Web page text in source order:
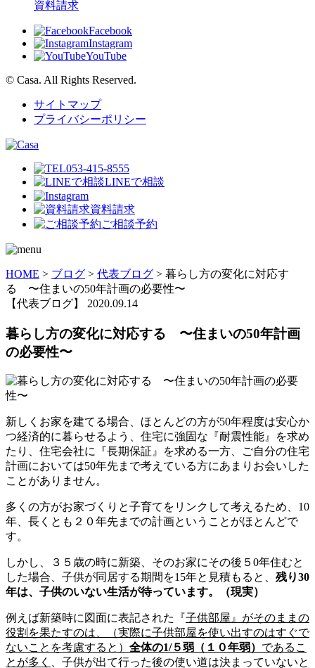
資料請求
Facebook
Instagram
YouTube
© Casa. All Rights Reserved.
サイトマップ
プライバシーポリシー
053-415-8555
LINEで相談
資料請求
ご相談予約
HOME > ブログ > 代表ブログ > 暮らし方の変化に対応す
る 〜住まいの50年計画の必要性〜
【代表ブログ】 2020.09.14
暮らし方の変化に対応する 〜住まいの50年計画
の必要性〜
新しくお家を建てる場合、ほとんどの方が50年程度は安心か
つ経済的に暮らせるよう、住宅に強固な『耐震性能』を求め
たり、住宅会社に『長期保証』を求める一方、ご自分の住宅
計画においては50年先まで考えている方にあまりお会いした
ことがありません。
多くの方がお家づくりと子育てをリンクして考えるため、10
年、長くとも２０年先までの計画ということがほとんどで
す。
しかし、３５歳の時に新築、そのお家にその後５0年住むと
した場合、子供が同居する期間を15年と見積もると、 残り30
年は、子供のいない生活が待っています。（現実）
例えば新築時に図面に表記された『子供部屋』がそのままの
役割を果たすのは、（実際に子供部屋を使い出すのはすぐで
ないことを考慮すると） 全体の1/５弱（１０年弱） であるこ
とが多く 、子供が出て行った後の使い道は決まっていないと